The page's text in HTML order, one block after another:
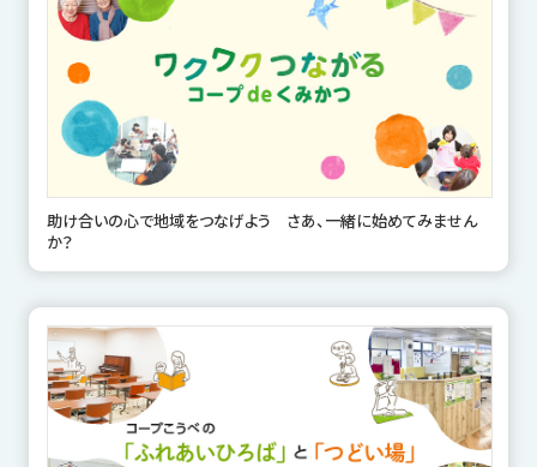
助け合いの心で地域をつなげよう さあ、一緒に始めてみません
か？